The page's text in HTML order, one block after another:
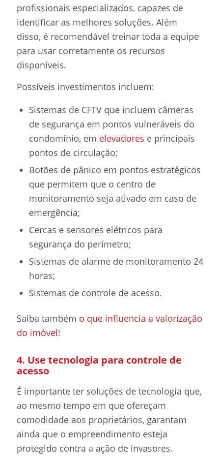
profissionais especializados, capazes de
identificar as melhores soluções. Além
disso, é recomendável treinar toda a equipe
para usar corretamente os recursos
disponíveis.
Possíveis investimentos incluem:
Sistemas de CFTV que incluem câmeras
de segurança em pontos vulneráveis ​​do
condomínio, em elevadores e principais
pontos de circulação;
Botões de pânico em pontos estratégicos
que permitem que o centro de
monitoramento seja ativado em caso de
emergência;
Cercas e sensores elétricos para
segurança do perímetro;
Sistemas de alarme de monitoramento 24
horas;
Sistemas de controle de acesso.
Saiba também o que influencia a valorização
do imóvel!
4. Use tecnologia para controle de
acesso
É importante ter soluções de tecnologia que,
ao mesmo tempo em que ofereçam
comodidade aos proprietários, garantam
ainda que o empreendimento esteja
protegido contra a ação de invasores.